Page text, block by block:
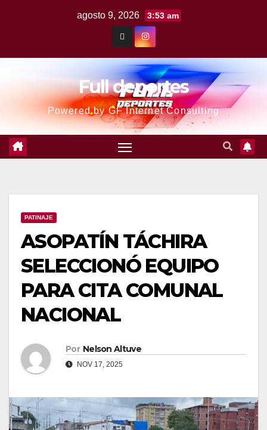
agosto 9, 2026 3:53 am
Full deportes
Powered by GF Internet Consulting
PATINAJE
ASOPATÍN TÁCHIRA
SELECCIONÓ EQUIPO
PARA CITA COMUNAL
NACIONAL
Por Nelson Altuve
NOV 17, 2025